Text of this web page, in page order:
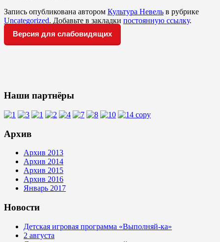
Запись опубликована автором Культура Невель в рубрике
Uncategorized. Добавьте в закладки постоянную ссылку.
Версия для слабовидящих
Наши партнёры
Архив
Архив 2013
Архив 2014
Архив 2015
Архив 2016
Январь 2017
Новости
Детская игровая программа «Выполняй-ка»
2 августа